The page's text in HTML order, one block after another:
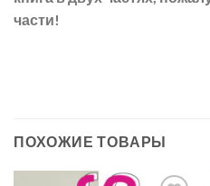
части!
ПОХОЖИЕ ТОВАРЫ